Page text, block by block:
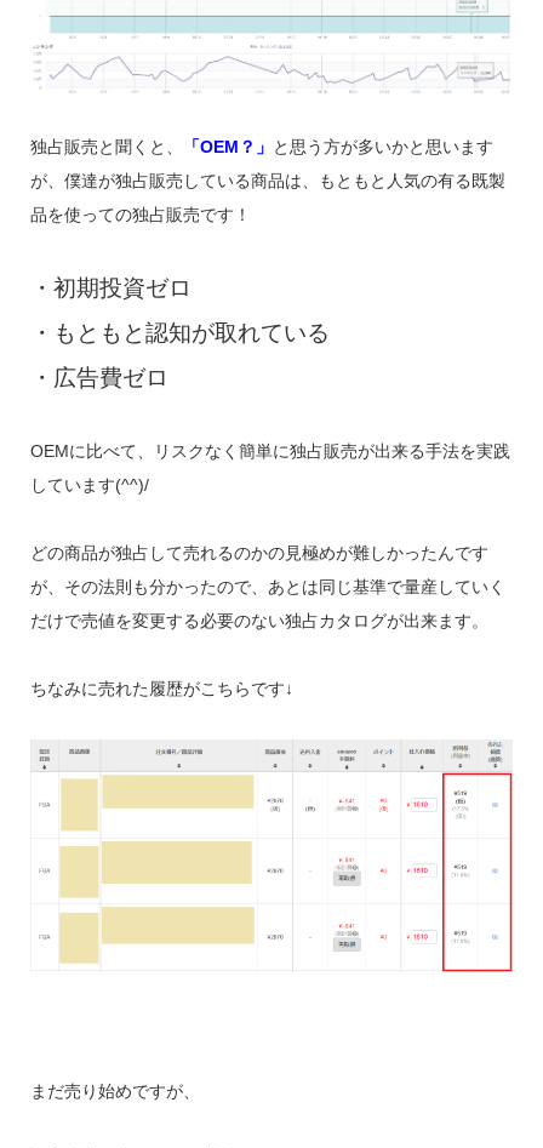
独占販売と聞くと、 「OEM？」 と思う方が多いかと思います
が、僕達が独占販売している商品は、もともと人気の有る既製
品を使っての独占販売です！
・初期投資ゼロ
・もともと認知が取れている
・広告費ゼロ
OEMに比べて、リスクなく簡単に独占販売が出来る手法を実践
しています(^^)/
どの商品が独占して売れるのかの見極めが難しかったんです
が、その法則も分かったので、あとは同じ基準で量産していく
だけで売値を変更する必要のない独占カタログが出来ます。
ちなみに売れた履歴がこちらです↓
まだ売り始めですが、